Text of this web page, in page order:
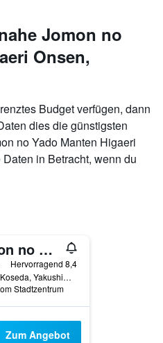
Jomon no
Onsen,
Budget verfügen, dann
dies die günstigsten
no Yado Manten Higaeri
in Betracht, wenn du
Jomon no Yado Manten
Hervorragend 8,4
812-33, Koseda, Yakushima, Japan
Stadtzentrum
Zum Angebot